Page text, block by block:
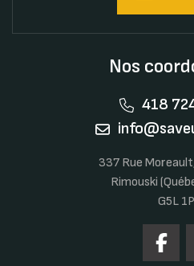
Nos
418
337 Rue
Rimouski
G5L